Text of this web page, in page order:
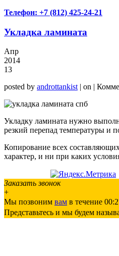
Телефон: +7 (812) 425-24-21
Укладка ламината
Апр
2014
13
posted by androttankist| on |
Укладку ламината нужно
резкий перепад температуры и
Копирование всех
характер, и ни при каких
Заказать звонок
+
Мы позвоним вам в течение 00:
Представьтесь и мы будем